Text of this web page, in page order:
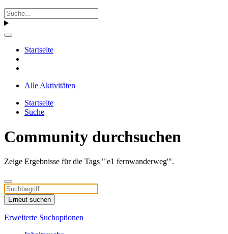
Startseite
Alle Aktivitäten
Startseite
Suche
Community durchsuchen
Zeige Ergebnisse für die Tags "'e1 fernwanderweg'".
Erneut suchen
Erweiterte Suchoptionen